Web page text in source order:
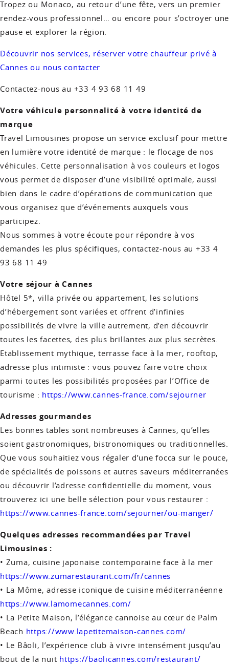
Tropez ou Monaco, au retour d’une fête, vers un premier
rendez-vous professionnel… ou encore pour s’octroyer une
pause et explorer la région.
Découvrir nos services, réserver votre chauffeur privé à
Cannes ou nous contacter
Contactez-nous au +33 4 93 68 11 49
Votre véhicule personnalité à votre identité de
marque
Travel Limousines propose un service exclusif pour mettre
en lumière votre identité de marque : le flocage de nos
véhicules. Cette personnalisation à vos couleurs et logos
vous permet de disposer d’une visibilité optimale, aussi
bien dans le cadre d’opérations de communication que
vous organisez que d’événements auxquels vous
participez.
Nous sommes à votre écoute pour répondre à vos
demandes les plus spécifiques, contactez-nous au +33 4
93 68 11 49
Votre séjour à Cannes
Hôtel 5*, villa privée ou appartement, les solutions
d’hébergement sont variées et offrent d’infinies
possibilités de vivre la ville autrement, d’en découvrir
toutes les facettes, des plus brillantes aux plus secrètes.
Etablissement mythique, terrasse face à la mer, rooftop,
adresse plus intimiste : vous pouvez faire votre choix
parmi toutes les possibilités proposées par l’Office de
tourisme : https://www.cannes-france.com/sejourner
Adresses gourmandes
Les bonnes tables sont nombreuses à Cannes, qu’elles
soient gastronomiques, bistronomiques ou traditionnelles.
Que vous souhaitiez vous régaler d’une focca sur le pouce,
de spécialités de poissons et autres saveurs méditerranées
ou découvrir l’adresse confidentielle du moment, vous
trouverez ici une belle sélection pour vous restaurer :
https://www.cannes-france.com/sejourner/ou-manger/
Quelques adresses recommandées par Travel
Limousines :
• Zuma, cuisine japonaise contemporaine face à la mer
https://www.zumarestaurant.com/fr/cannes
• La Môme, adresse iconique de cuisine méditerranéenne
https://www.lamomecannes.com/
• La Petite Maison, l’élégance cannoise au cœur de Palm
Beach https://www.lapetitemaison-cannes.com/
• Le Bâoli, l’expérience club à vivre intensément jusqu’au
bout de la nuit https://baolicannes.com/restaurant/